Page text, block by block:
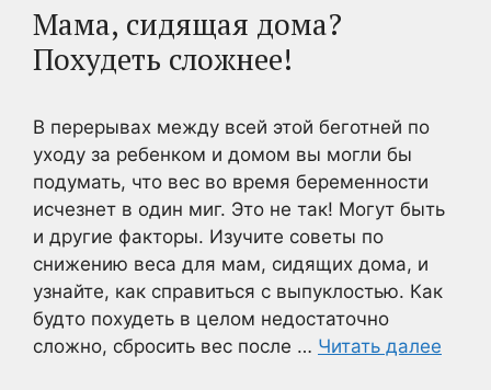
Мама, сидящая дома?
Похудеть сложнее!
В перерывах между всей этой беготней по
уходу за ребенком и домом вы могли бы
подумать, что вес во время беременности
исчезнет в один миг. Это не так! Могут быть
и другие факторы. Изучите советы по
снижению веса для мам, сидящих дома, и
узнайте, как справиться с выпуклостью. Как
будто похудеть в целом недостаточно
сложно, сбросить вес после … Читать далее